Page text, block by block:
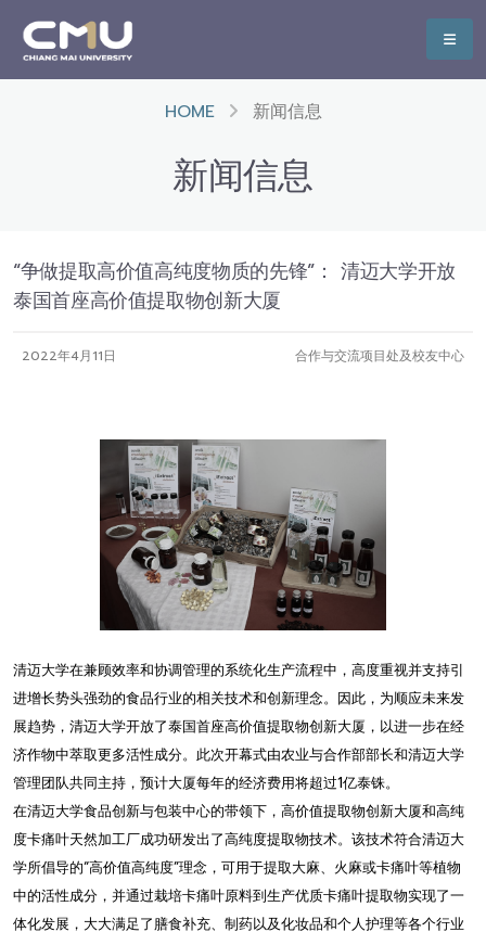
HOME 新闻信息
新闻信息
“争做提取高价值高纯度物质的先锋”： 清迈大学开放
泰国首座高价值提取物创新大厦
2022年4月11日 合作与交流项目处及校友中心
清迈大学在兼顾效率和协调管理的系统化生产流程中，高度重视并支持引
进增长势头强劲的食品行业的相关技术和创新理念。因此，为顺应未来发
展趋势，清迈大学开放了泰国首座高价值提取物创新大厦，以进一步在经
济作物中萃取更多活性成分。此次开幕式由农业与合作部部长和清迈大学
管理团队共同主持，预计大厦每年的经济费用将超过1亿泰铢。
在清迈大学食品创新与包装中心的带领下，高价值提取物创新大厦和高纯
度卡痛叶天然加工厂成功研发出了高纯度提取物技术。该技术符合清迈大
学所倡导的“高价值高纯度”理念，可用于提取大麻、火麻或卡痛叶等植物
中的活性成分，并通过栽培卡痛叶原料到生产优质卡痛叶提取物实现了一
体化发展，大大满足了膳食补充、制药以及化妆品和个人护理等各个行业